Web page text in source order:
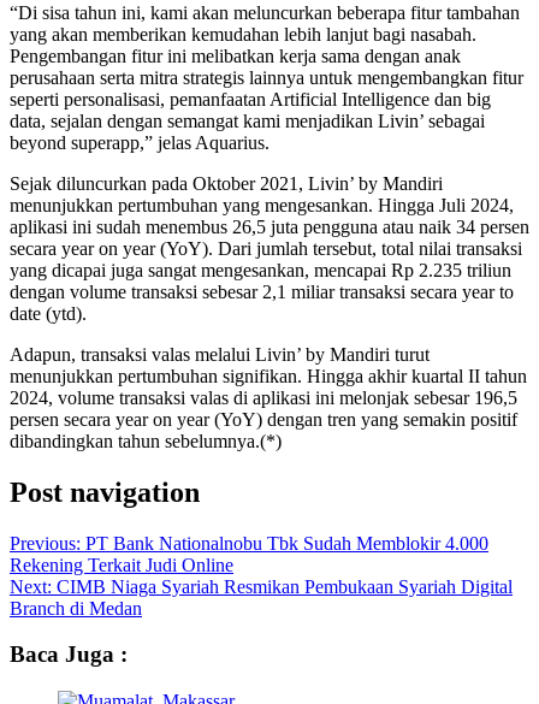
“Di sisa tahun ini, kami akan meluncurkan beberapa fitur tambahan
yang akan memberikan kemudahan lebih lanjut bagi nasabah.
Pengembangan fitur ini melibatkan kerja sama dengan anak
perusahaan serta mitra strategis lainnya untuk mengembangkan fitur
seperti personalisasi, pemanfaatan Artificial Intelligence dan big
data, sejalan dengan semangat kami menjadikan Livin’ sebagai
beyond superapp,” jelas Aquarius.
Sejak diluncurkan pada Oktober 2021, Livin’ by Mandiri
menunjukkan pertumbuhan yang mengesankan. Hingga Juli 2024,
aplikasi ini sudah menembus 26,5 juta pengguna atau naik 34 persen
secara year on year (YoY). Dari jumlah tersebut, total nilai transaksi
yang dicapai juga sangat mengesankan, mencapai Rp 2.235 triliun
dengan volume transaksi sebesar 2,1 miliar transaksi secara year to
date (ytd).
Adapun, transaksi valas melalui Livin’ by Mandiri turut
menunjukkan pertumbuhan signifikan. Hingga akhir kuartal II tahun
2024, volume transaksi valas di aplikasi ini melonjak sebesar 196,5
persen secara year on year (YoY) dengan tren yang semakin positif
dibandingkan tahun sebelumnya.(*)
Post navigation
Previous: PT Bank Nationalnobu Tbk Sudah Memblokir 4.000
Rekening Terkait Judi Online
Next: CIMB Niaga Syariah Resmikan Pembukaan Syariah Digital
Branch di Medan
Baca Juga :